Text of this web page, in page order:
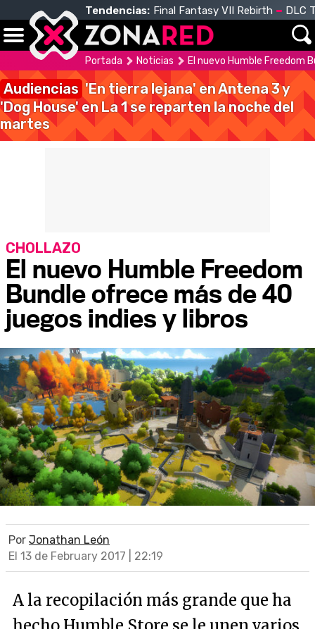
Tendencias: Final Fantasy VII Rebirth DLC
Portada Noticias El nuevo Humble Freedom
Audiencias 'En tierra lejana' en Antena 3 y
'Dog House' en La 1 se reparten la noche del
martes
El nuevo Humble Freedom
Bundle ofrece más de 40
juegos indies y libros
CHOLLAZO
Por Jonathan León
El 13 de February 2017 | 22:19
A la recopilación más grande que ha